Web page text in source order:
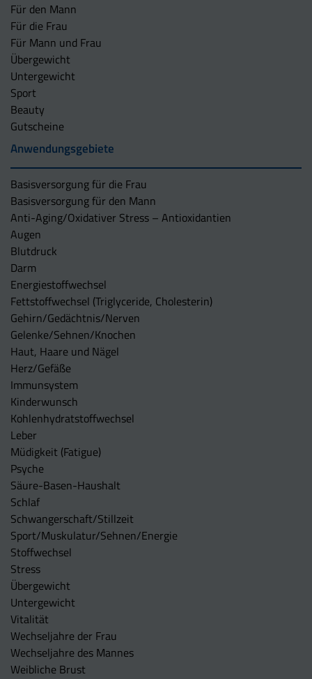
Für den Mann
Für die Frau
Für Mann und Frau
Übergewicht
Untergewicht
Sport
Beauty
Gutscheine
Anwendungsgebiete
Basisversorgung für die Frau
Basisversorgung für den Mann
Anti-Aging/Oxidativer Stress – Antioxidantien
Augen
Blutdruck
Darm
Energiestoffwechsel
Fettstoffwechsel (Triglyceride, Cholesterin)
Gehirn/Gedächtnis/Nerven
Gelenke/Sehnen/Knochen
Haut, Haare und Nägel
Herz/Gefäße
Immunsystem
Kinderwunsch
Kohlenhydratstoffwechsel
Leber
Müdigkeit (Fatigue)
Psyche
Säure-Basen-Haushalt
Schlaf
Schwangerschaft/Stillzeit
Sport/Muskulatur/Sehnen/Energie
Stoffwechsel
Stress
Übergewicht
Untergewicht
Vitalität
Wechseljahre der Frau
Wechseljahre des Mannes
Weibliche Brust